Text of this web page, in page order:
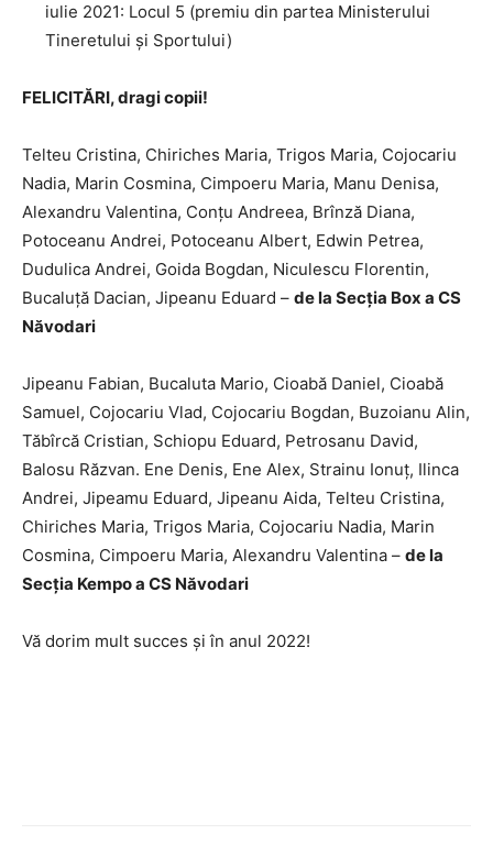
iulie 2021: Locul 5 (premiu din partea Ministerului
Tineretului și Sportului)
FELICITĂRI, dragi copii!
Telteu Cristina, Chiriches Maria, Trigos Maria, Cojocariu
Nadia, Marin Cosmina, Cimpoeru Maria, Manu Denisa,
Alexandru Valentina, Conțu Andreea, Brînză Diana,
Potoceanu Andrei, Potoceanu Albert, Edwin Petrea,
Dudulica Andrei, Goida Bogdan, Niculescu Florentin,
Bucaluță Dacian, Jipeanu Eduard – de la Secția Box a CS
Năvodari
Jipeanu Fabian, Bucaluta Mario, Cioabă Daniel, Cioabă
Samuel, Cojocariu Vlad, Cojocariu Bogdan, Buzoianu Alin,
Tăbîrcă Cristian, Schiopu Eduard, Petrosanu David,
Balosu Răzvan. Ene Denis, Ene Alex, Strainu Ionuț, Ilinca
Andrei, Jipeamu Eduard, Jipeanu Aida, Telteu Cristina,
Chiriches Maria, Trigos Maria, Cojocariu Nadia, Marin
Cosmina, Cimpoeru Maria, Alexandru Valentina – de la
Secția Kempo a CS Năvodari
Vă dorim mult succes și în anul 2022!